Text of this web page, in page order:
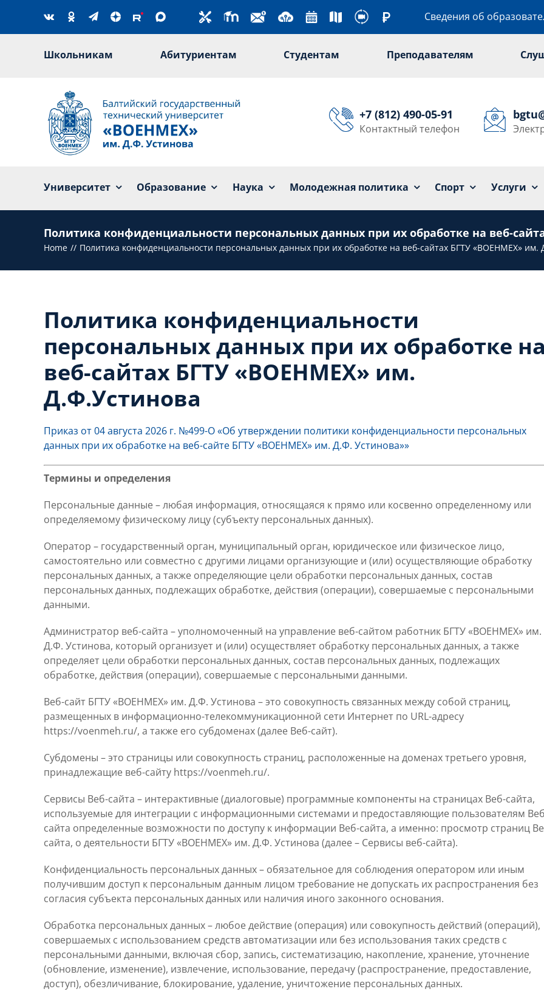
content
Сведения об
Школьникам Абитуриентам Студентам Преподавателям
+7 (812) 490-05-91
Контактный телефон
Университет Образование Наука Молодежная политика Спорт Услуги
Университет Образование Наука
Политика конфиденциальности персональных данных при их обработке на веб-
Home Политика конфиденциальности персональных данных при их обработке на веб-сайтах БГТУ «ВОЕНМЕХ» им.
Политика конфиденциальности
персональных данных при их обработке
веб-сайтах БГТУ «ВОЕНМЕХ» им.
Д.Ф.Устинова
Приказ от 04 августа 2026 г. №499-О «Об утверждении политики конфиденциальности персональных
данных при их обработке на веб-сайте БГТУ «ВОЕНМЕХ» им. Д.Ф. Устинова»»
Термины и определения
Персональные данные – любая информация, относящаяся к прямо или косвенно определенному или
определяемому физическому лицу (субъекту персональных данных).
Оператор – государственный орган, муниципальный орган, юридическое или физическое лицо,
самостоятельно или совместно с другими лицами организующие и (или) осуществляющие обработку
персональных данных, а также определяющие цели обработки персональных данных, состав
персональных данных, подлежащих обработке, действия (операции), совершаемые с персональными
данными.
Администратор веб-сайта – уполномоченный на управление веб-сайтом работник БГТУ «ВОЕНМЕХ» им.
Д.Ф. Устинова, который организует и (или) осуществляет обработку персональных данных, а также
определяет цели обработки персональных данных, состав персональных данных, подлежащих
обработке, действия (операции), совершаемые с персональными данными.
Веб-сайт БГТУ «ВОЕНМЕХ» им. Д.Ф. Устинова – это совокупность связанных между собой страниц,
размещенных в информационно-телекоммуникационной сети Интернет по URL-адресу
https://voenmeh.ru/, а также его субдоменах (далее Веб-сайт).
Субдомены – это страницы или совокупность страниц, расположенные на доменах третьего уровня,
принадлежащие веб-сайту https://voenmeh.ru/.
Сервисы Веб-сайта – интерактивные (диалоговые) программные компоненты на страницах Веб-сайта,
используемые для интеграции с информационными системами и предоставляющие пользователям
сайта определенные возможности по доступу к информации Веб-сайта, а именно: просмотр страниц
сайта, о деятельности БГТУ «ВОЕНМЕХ» им. Д.Ф. Устинова (далее – Сервисы веб-сайта).
Конфиденциальность персональных данных – обязательное для соблюдения оператором или иным
получившим доступ к персональным данным лицом требование не допускать их распространения без
согласия субъекта персональных данных или наличия иного законного основания.
Обработка персональных данных – любое действие (операция) или совокупность действий (операций),
совершаемых с использованием средств автоматизации или без использования таких средств с
персональными данными, включая сбор, запись, систематизацию, накопление, хранение, уточнение
(обновление, изменение), извлечение, использование, передачу (распространение, предоставление,
доступ), обезличивание, блокирование, удаление, уничтожение персональных данных.